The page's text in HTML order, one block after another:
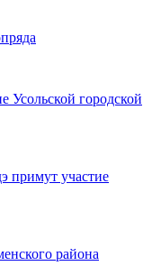
Усольской городской
примут участие
района